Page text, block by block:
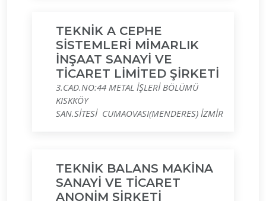
TEKNİK A CEPHE
SİSTEMLERİ MİMARLIK
İNŞAAT SANAYİ VE
TİCARET LİMİTED ŞİRKETİ
3.CAD.NO:44 METAL İŞLERİ BÖLÜMÜ
KISKKÖY
SAN.SİTESİ CUMAOVASI(MENDERES) İZMİR
TEKNİK BALANS MAKİNA
SANAYİ VE TİCARET
ANONİM ŞİRKETİ